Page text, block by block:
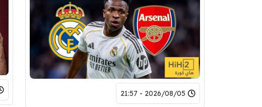
2026/08/05 - 21:57